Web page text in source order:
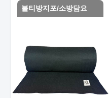
불티방지포/소방담요